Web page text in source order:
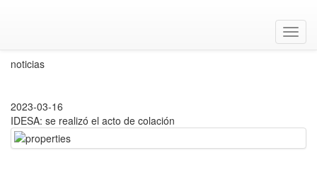
noticias
2023-03-16
IDESA: se realizó el acto de colación